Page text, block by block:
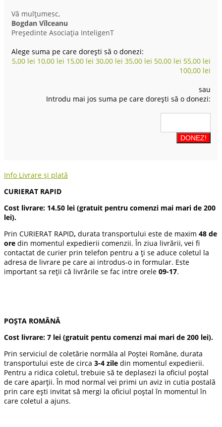
Vă mulțumesc,
Bogdan Vîlceanu
Președinte Asociația InteligenT
Alege suma pe care dorești să o donezi:
5,00 lei 10,00 lei 15,00 lei 30,00 lei 35,00 lei 50,00 lei 55,00 lei
100,00 lei
sau
Introdu mai jos suma pe care dorești să o donezi:
Info Livrare și plată
CURIERAT RAPID
Cost livrare: 14.50 lei (gratuit pentru comenzi mai mari de 200
lei).
Prin CURIERAT RAPID, durata transportului este de maxim 48 de
ore din momentul expedierii comenzii. În ziua livrării, vei fi
contactat de curier prin telefon pentru a ți se aduce coletul la
adresa de livrare pe care ai introdus-o in formular. Este
important sa reții că livrările se fac intre orele 09-17.
POȘTA ROMÂNĂ
Cost livrare: 7 lei (gratuit pentu comenzi mai mari de 200 lei).
Prin serviciul de coletărie normăla al Poștei Române, durata
transportului este de circa 3-4 zile din momentul expedierii.
Pentru a ridica coletul, trebuie să te deplasezi la oficiul poștal
de care aparții. În mod normal vei primi un aviz in cutia postală
prin care ești invitat să mergi la oficiul poștal în momentul în
care coletul a ajuns.